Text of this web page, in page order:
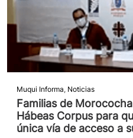
Muqui Informa, Noticias
Familias de
Hábeas Corpus para
única vía de acceso a